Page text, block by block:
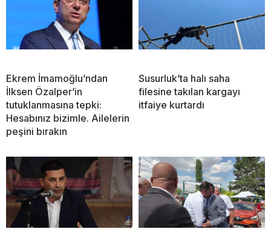
Ekrem İmamoğlu’ndan
İlksen Özalper’in
tutuklanmasına tepki:
Hesabınız bizimle. Ailelerin
peşini bırakın
Susurluk’ta halı saha
filesine takılan kargayı
itfaiye kurtardı